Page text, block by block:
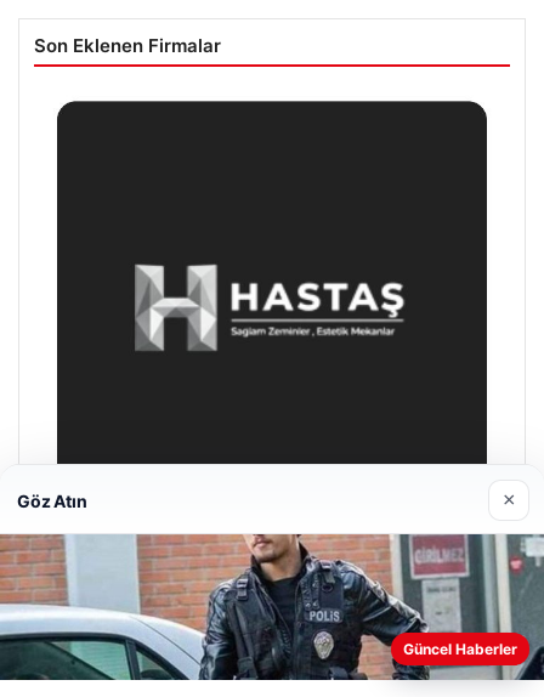
Son Eklenen Firmalar
Prenses Night Club
Nisan 29, 2026
Web sitemizi nasıl kullandığınızı daha iyi anlayabilmek,
deneyiminizi kişiselleştirmek ve geliştirmek amacıyla çerezler
Göz Atın ×
Güncel Haberler